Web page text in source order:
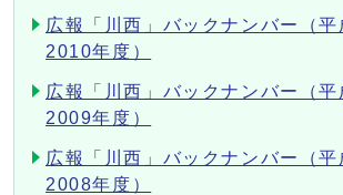
広報「川西」バックナンバー（平
2010年度）
広報「川西」バックナンバー（平
2009年度）
広報「川西」バックナンバー（平
2008年度）